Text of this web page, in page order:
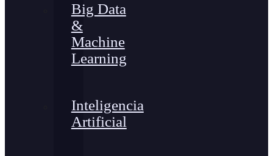
Big Data
&
Machine
Learning
Inteligencia
Artificial